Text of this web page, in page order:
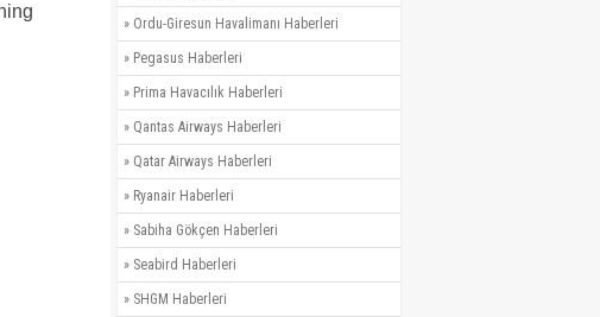
» Ordu-Giresun Havalimanı Haberleri
» Pegasus Haberleri
» Prima Havacılık Haberleri
» Qantas Airways Haberleri
» Qatar Airways Haberleri
» Ryanair Haberleri
» Sabiha Gökçen Haberleri
» Seabird Haberleri
» SHGM Haberleri